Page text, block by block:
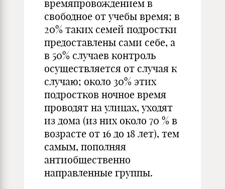
времяпровождением в
свободное от учебы время; в
20% таких семей подростки
предоставлены сами себе, а
в 50% случаев контроль
осуществляется от случая к
случаю; около 30% этих
подростков ночное время
проводят на улицах, уходят
из дома (из них около 70 % в
возрасте от 16 до 18 лет), тем
самым, пополняя
антиобщественно
направленные группы.